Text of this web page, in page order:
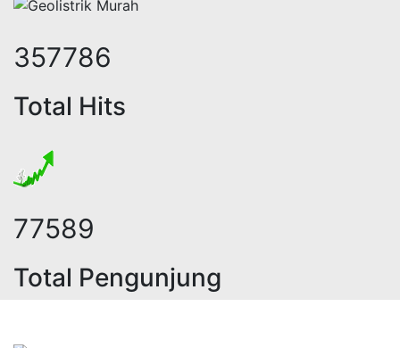
451492
Total Hits
98300
Total Pengunjung